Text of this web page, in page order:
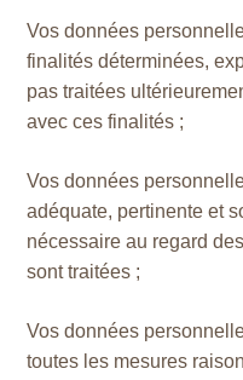
Vos données
finalités déterminées,
pas traitées
avec ces finalités ;
Vos données
adéquate, pertinente et
nécessaire au regard
sont traitées ;
Vos données
toutes les mesures